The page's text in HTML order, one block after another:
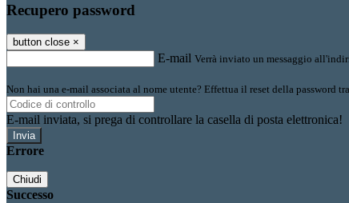
Recupero password
button close ×
E-mail Verrà inviato un messaggio
Non hai una e-mail associata al nome utente? Effettua il reset della password
E-mail inviata, si prega di controllare la casella di posta elettronica!
Errore
Chiudi
Successo